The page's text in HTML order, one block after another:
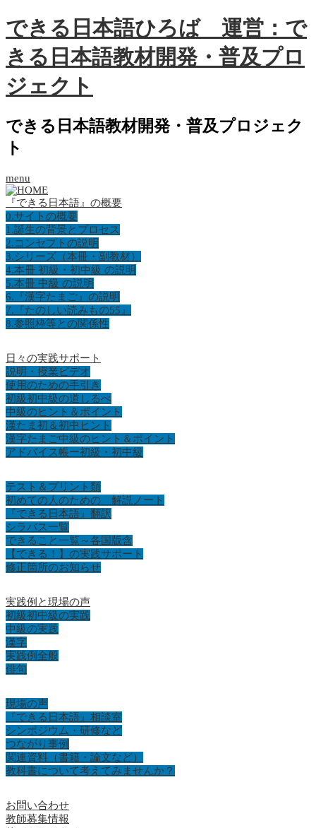
できる日本語ひろば 運営：で
きる日本語教材開発・普及プロ
ジェクト
できる日本語教材開発・普及プロジェク
ト
menu
『できる日本語』の概要
0.サイトの概要
1.誕生の背景とプロセス
2.コンセプトの説明
3.シリーズ（本冊・副教材）
4.本冊 初級・初中級 の説明
5.本冊 中級 の説明
6.『漢字たまご』の説明
7.『たのしい読みもの55』
8.参照枠等との関係性
日々の実践サポート
説明・授業ビデオ
使用のための手引き
初級初中級の道しるべ
中級のヒント＆ポイント
漢たま初＆初中ヒント
漢字たまご中級のヒント＆ポイント
アドバイス帳ー初級・初中級
テスト＆プリント類
初めての人のための 解説ノート
『できる日本語』翻訳
シラバス一覧
できること一覧～各国版含
【できる！】の実践サポート
修正箇所のお知らせ
実践例と現場の声
初級初中級の実践
中級の実践
漢字
実践例全般
俳句
現場の声
『できる日本語』相談室
シンポジウム・研修など
つながり事例
関連資料（書籍・論文など）
教科書について考えてみませんか？
お問い合わせ
教師募集情報